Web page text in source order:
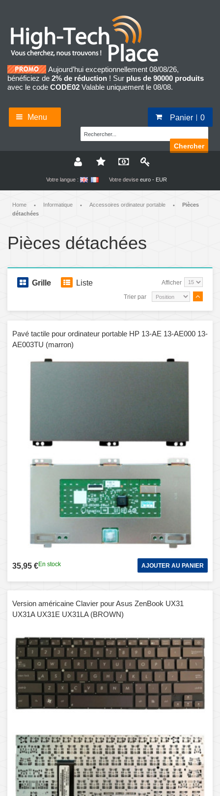
Aujourd’hui exceptionnellement 08/08/26,
bénéficiez de 2% de réduction ! Sur plus de 90000 produits
avec le code CODE02 Valable uniquement le 08/08.
Menu Panier 0
Chercher
Votre langue : Votre devise euro - EUR
Home • Informatique • Accessoires ordinateur portable •
Pièces
détachées
Pièces détachées
Grille Liste Afficher
Trier par
Pavé tactile pour ordinateur portable HP 13-AE 13-AE000 13-
AE003TU (marron)
35,95 €En stock AJOUTER AU PANIER
Version américaine Clavier pour Asus ZenBook UX31
UX31A UX31E UX31LA (BROWN)